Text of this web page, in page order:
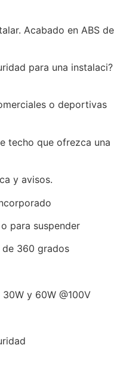
Acabado en ABS de
para una instalaci?
o deportivas
techo que ofrezca una
y avisos.
para suspender
de 360 grados
30W y 60W @100V